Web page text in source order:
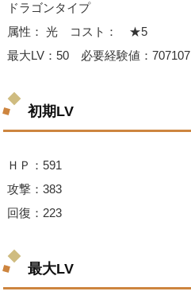
ドラゴンタイプ
属性： 光 コスト： ★5
最大LV：50 必要経験値：707107
初期LV
ＨＰ：591
攻撃：383
回復：223
最大LV